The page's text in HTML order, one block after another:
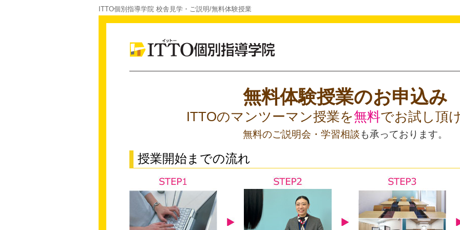
ITTO個別指導学院 校舎見学・ご説明/無料体験授業
無料体験授業のお申込み
ITTOのマンツーマン授業を無料でお試し頂
無料のご説明会・学習相談も承っております。
授業開始までの流れ